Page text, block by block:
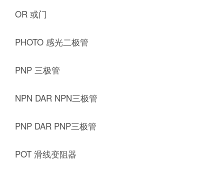
OR 或门
PHOTO 感光二极管
PNP 三极管
NPN DAR NPN三极管
PNP DAR PNP三极管
POT 滑线变阻器